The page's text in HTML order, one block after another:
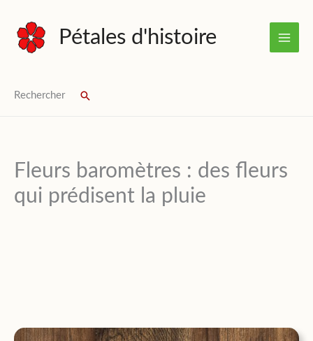
contenu
Pétales d'histoire
Rechercher Rechercher
Fleurs baromètres : des fleurs
qui prédisent la pluie